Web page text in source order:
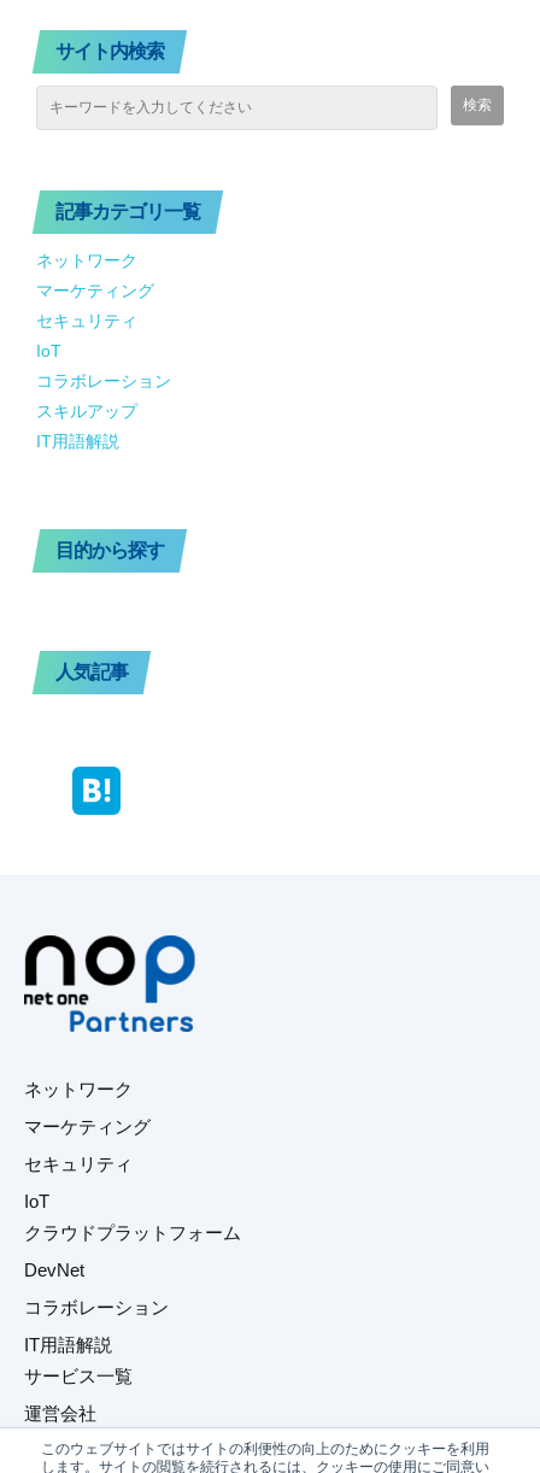
このウェブサイトではサイトの利便性の向上のためにクッキーを利用
します。サイトの閲覧を続行されるには、クッキーの使用にご同意い
サイト内検索
記事カテゴリ一覧
ネットワーク
マーケティング
セキュリティ
IoT
コラボレーション
スキルアップ
IT用語解説
目的から探す
人気記事
ネットワーク
マーケティング
セキュリティ
IoT
クラウドプラットフォーム
DevNet
コラボレーション
IT用語解説
サービス一覧
運営会社
プライバシーポリシー